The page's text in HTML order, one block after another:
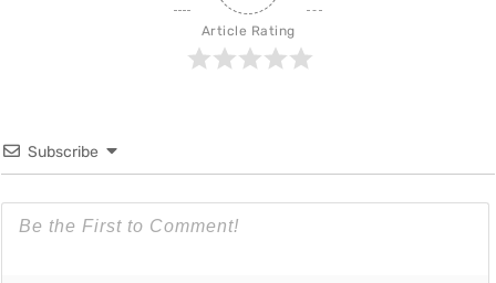
Article Rating
Subscribe